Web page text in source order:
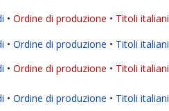
Ordine di produzione Titoli italiani
Ordine di produzione Titoli italiani
Ordine di produzione Titoli italiani
Ordine di produzione Titoli italiani